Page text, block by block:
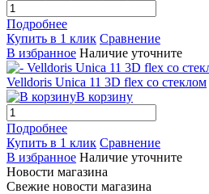
Подробнее
Купить в 1 клик Сравнение
В избранное Наличие уточните
Velldoris Unica 11 3D flex со стеклом
В корзину
Подробнее
Купить в 1 клик Сравнение
В избранное Наличие уточните
Новости магазина
Свежие новости магазина